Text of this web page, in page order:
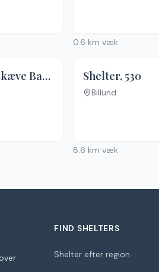
0.6 km væk
Shelterplads på Den Skæve Bane Shelter, 530
Billund
8.6 km væk
FIND SHELTERS
Shelter efter region